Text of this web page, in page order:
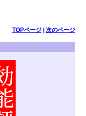
TOPページ| 次のページ